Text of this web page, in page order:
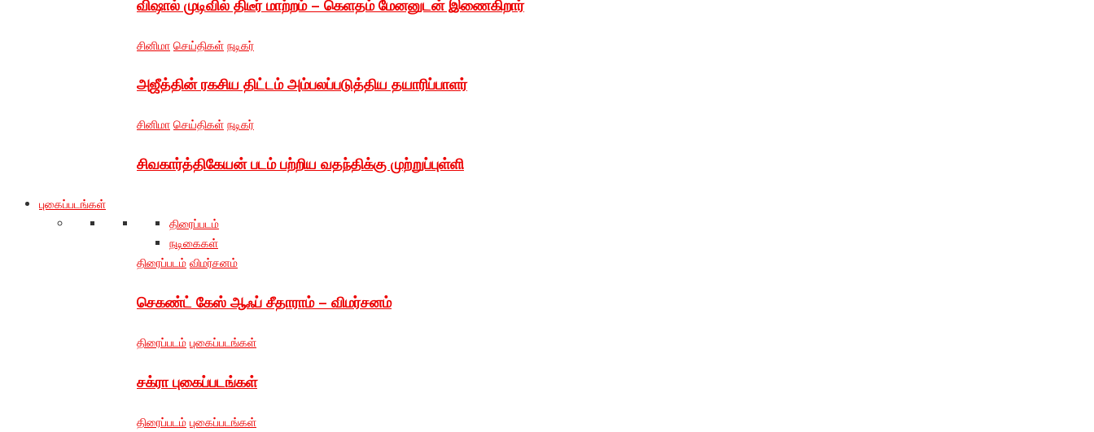
விஷால் முடிவில் திடீர் மாற்றம் – கெளதம் மேனனுடன் இணைகிறார்
சினிமா செய்திகள் நடிகர்
அஜீத்தின் ரகசிய திட்டம் அம்பலப்படுத்திய தயாரிப்பாளர்
சினிமா செய்திகள் நடிகர்
சிவகார்த்திகேயன் படம் பற்றிய வதந்திக்கு முற்றுப்புள்ளி
புகைப்படங்கள்
திரைப்படம்
நடிகைகள்
திரைப்படம் விமர்சனம்
செகண்ட் கேஸ் ஆஃப் சீதாராம் – விமர்சனம்
திரைப்படம் புகைப்படங்கள்
சக்ரா புகைப்படங்கள்
திரைப்படம் புகைப்படங்கள்